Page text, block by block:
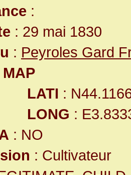
:
: 29 mai 1830
: Peyroles Gard
MAP
LATI :
LONG :
: NO
: Cultivateur